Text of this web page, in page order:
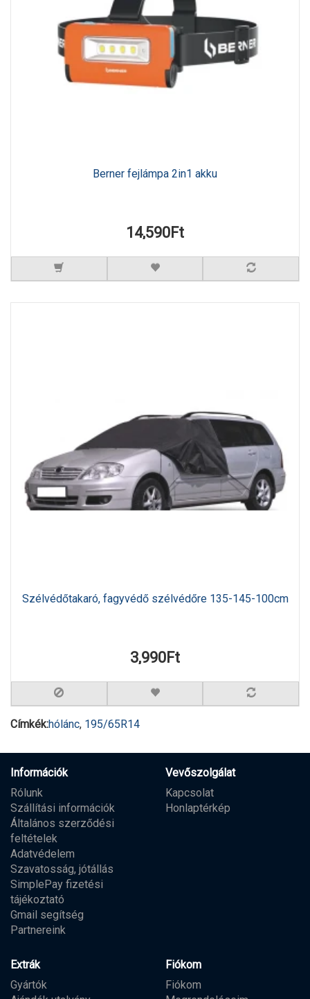
Berner fejlámpa 2in1 akku
14,590Ft
Szélvédőtakaró, fagyvédő szélvédőre 135-145-100cm
3,990Ft
Címkék:hólánc, 195/65R14
Információk
Rólunk
Szállítási információk
Általános szerződési
feltételek
Adatvédelem
Szavatosság, jótállás
SimplePay fizetési
tájékoztató
Gmail segítség
Partnereink
Vevőszolgálat
Kapcsolat
Honlaptérkép
Extrák
Gyártók
Fiókom
Fiókom